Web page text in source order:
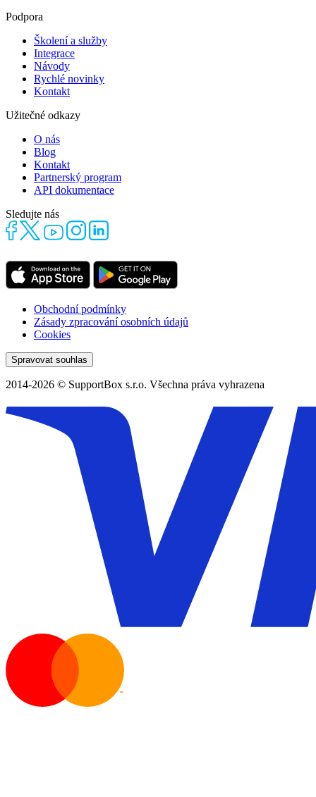
Podpora
Školení a služby
Integrace
Návody
Rychlé novinky
Kontakt
Užitečné odkazy
O nás
Blog
Kontakt
Partnerský program
API dokumentace
Sledujte nás
Obchodní podmínky
Zásady zpracování osobních údajů
Cookies
Spravovat souhlas
2014-2026 © SupportBox s.r.o. Všechna práva vyhrazena